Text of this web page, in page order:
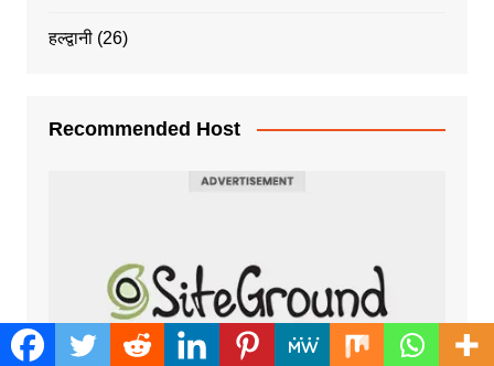
हल्द्वानी(26)
Recommended Host